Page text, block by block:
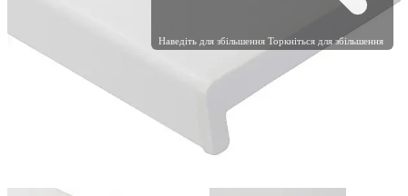
Наведіть для збільшення Торкніться для збільшення